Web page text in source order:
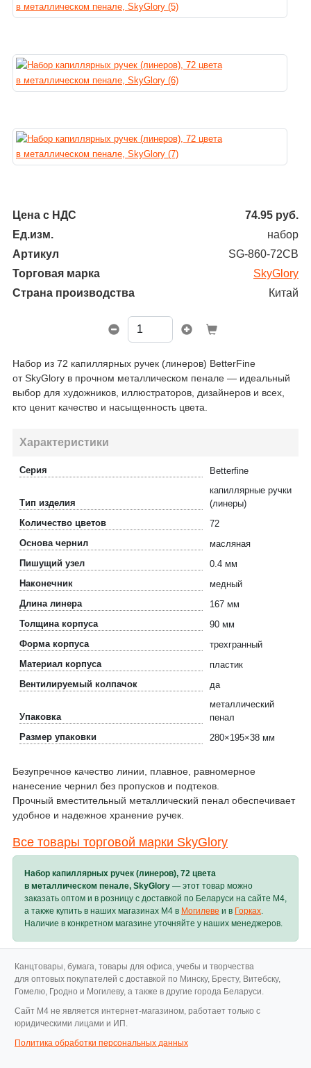
Цена с НДС 74.95 руб.
Ед.изм.
набор
Артикул
SG-860-72СВ
Торговая марка
SkyGlory
Страна производства
Китай
Набор из 72 капиллярных ручек (линеров) BetterFine
от SkyGlory в прочном металлическом пенале — идеальный
выбор для художников, иллюстраторов, дизайнеров и всех,
кто ценит качество и насыщенность цвета.
Характеристики
Серия Betterfine
Тип изделия
капиллярные ручки
(линеры)
Количество цветов
72
Основа чернил
масляная
Пишущий узел
0.4 мм
Наконечник
медный
Длина линера
167 мм
Толщина корпуса
90 мм
Форма корпуса
трехгранный
Материал корпуса
пластик
Вентилируемый колпачок
да
Упаковка
металлический
пенал
Размер упаковки
280×195×38 мм
Безупречное качество линии, плавное, равномерное
нанесение чернил без пропусков и подтеков.
Прочный вместительный металлический пенал обеспечивает
удобное и надежное хранение ручек.
Все товары торговой марки SkyGlory
Набор капиллярных ручек (линеров), 72 цвета
в металлическом пенале, SkyGlory — этот товар можно
заказать оптом и в розницу с доставкой по Беларуси на сайте M4,
а также купить в наших магазинах M4 в Могилеве и в Горках.
Наличие в конкретном магазине уточняйте у наших менеджеров.
Канцтовары, бумага, товары для офиса, учебы и творчества
для оптовых покупателей с доставкой по Минску, Бресту, Витебску,
Гомелю, Гродно и Могилеву, а также в другие города Беларуси.
Cайт M4 не является интернет-магазином, работает только с
юридическими лицами и ИП.
Политика обработки персональных данных